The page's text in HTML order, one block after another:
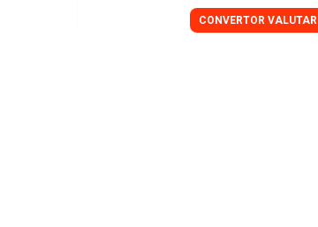
CONVERTOR VALUTAR